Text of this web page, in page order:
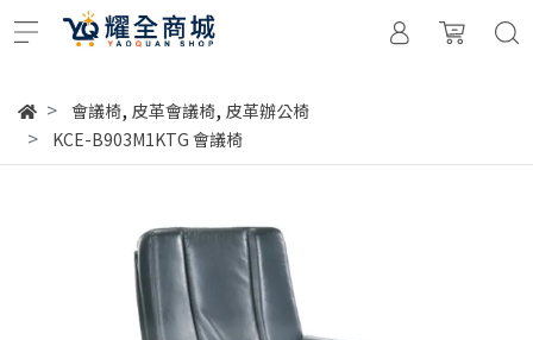
會議椅, 皮革會議椅, 皮革辦公椅
KCE-B903M1KTG 會議椅